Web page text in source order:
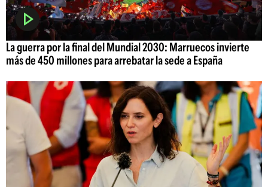
La guerra por la final del Mundial 2030: Marruecos invierte
más de 450 millones para arrebatar la sede a España